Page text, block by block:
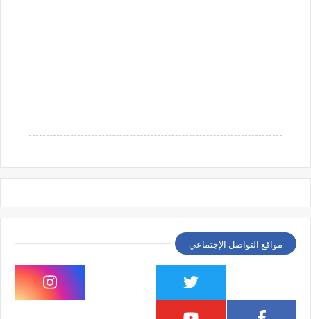
مواقع التواصل الإجتماعي